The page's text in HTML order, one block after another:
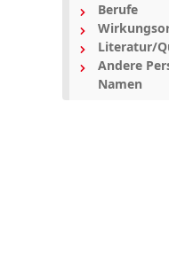
Berufe
Literatur/
Andere
Namen